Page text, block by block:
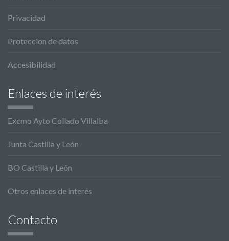
Privacidad
Proteccion de datos
Accesibilidad
Enlaces de interés
Excmo Ayto Collado Villalba
Junta Castilla y León
BO Castilla y León
Otros enlaces de interés
Contacto